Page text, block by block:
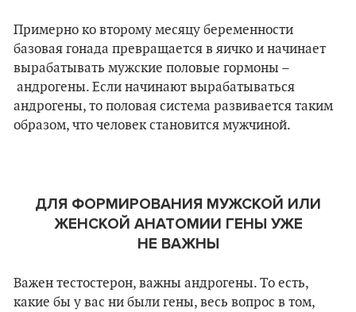
Примерно ко второму месяцу беременности
базовая гонада превращается в яичко и начинает
вырабатывать мужские половые гормоны –
андрогены. Если начинают вырабатываться
андрогены, то половая система развивается таким
образом, что человек становится мужчиной.
ДЛЯ ФОРМИРОВАНИЯ МУЖСКОЙ ИЛИ
ЖЕНСКОЙ АНАТОМИИ ГЕНЫ УЖЕ
НЕ ВАЖНЫ
Важен тестостерон, важны андрогены. То есть,
какие бы у вас ни были гены, весь вопрос в том,